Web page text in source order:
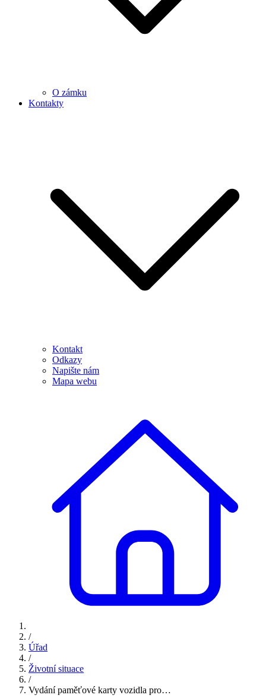
O zámku
Kontakty
Kontakt
Odkazy
Napište nám
Mapa webu
/
Úřad
/
Životní situace
/
Vydání paměťové karty vozidla pro…